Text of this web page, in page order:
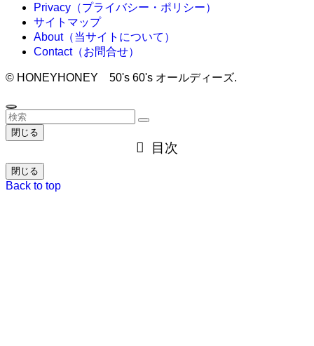
Privacy（プライバシー・ポリシー）
サイトマップ
About（当サイトについて）
Contact（お問合せ）
© HONEYHONEY 50's 60's オールディーズ.
閉じる
目次
閉じる
Back to top